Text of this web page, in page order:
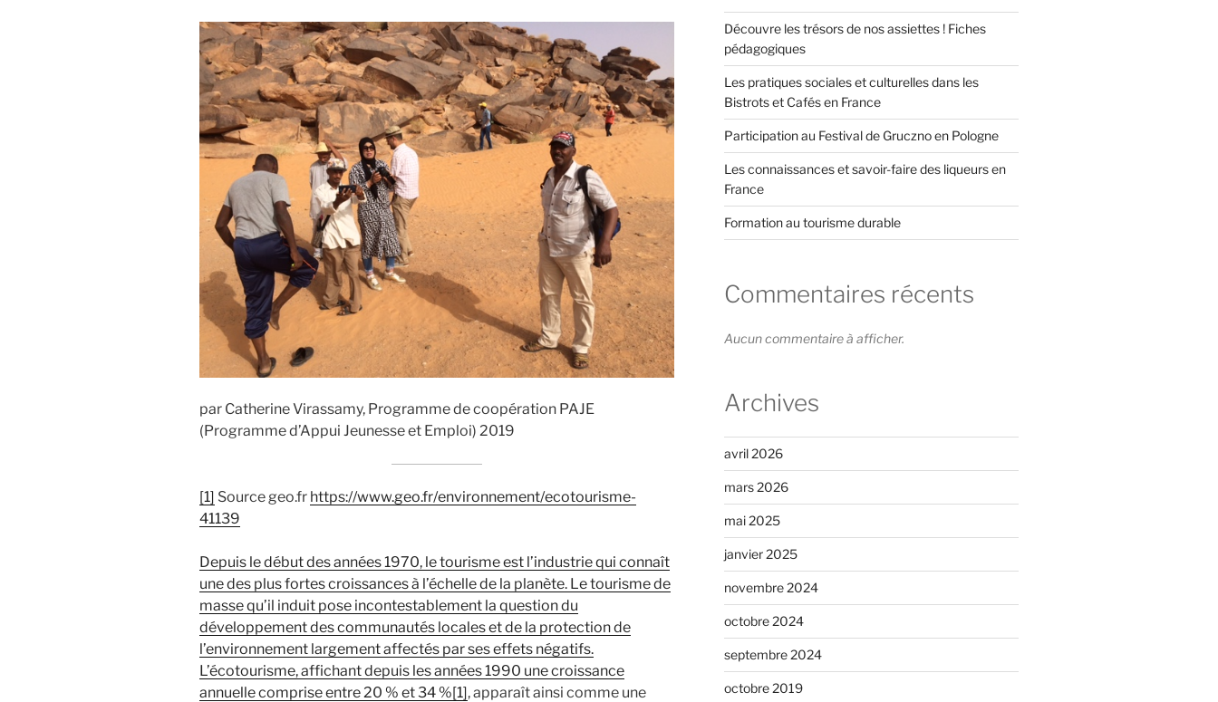
par Catherine Virassamy, Programme de coopération PAJE
(Programme d’Appui Jeunesse et Emploi) 2019
[1] Source geo.fr https://www.geo.fr/environnement/ecotourisme-
41139
Depuis le début des années 1970, le tourisme est l’industrie qui connaît
une des plus fortes croissances à l’échelle de la planète. Le tourisme de
masse qu’il induit pose incontestablement la question du
développement des communautés locales et de la protection de
l’environnement largement affectés par ses effets négatifs.
L’écotourisme, affichant depuis les années 1990 une croissance
annuelle comprise entre 20 % et 34 %[1], apparaît ainsi comme une
Découvre les trésors de nos assiettes ! Fiches
pédagogiques
Les pratiques sociales et culturelles dans les
Bistrots et Cafés en France
Participation au Festival de Gruczno en Pologne
Les connaissances et savoir-faire des liqueurs en
France
Formation au tourisme durable
Commentaires récents
Aucun commentaire à afficher.
Archives
avril 2026
mars 2026
mai 2025
janvier 2025
novembre 2024
octobre 2024
septembre 2024
octobre 2019